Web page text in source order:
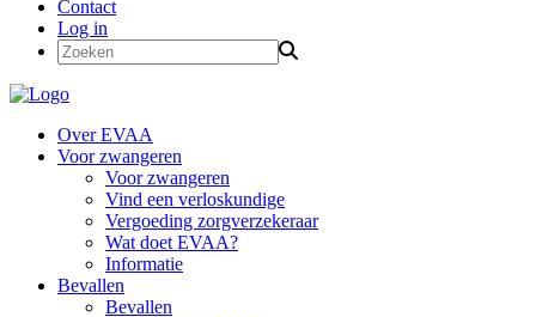
Contact
Log in
Over EVAA
Voor zwangeren
Voor zwangeren
Vind een verloskundige
Vergoeding zorgverzekeraar
Wat doet EVAA?
Informatie
Bevallen
Bevallen